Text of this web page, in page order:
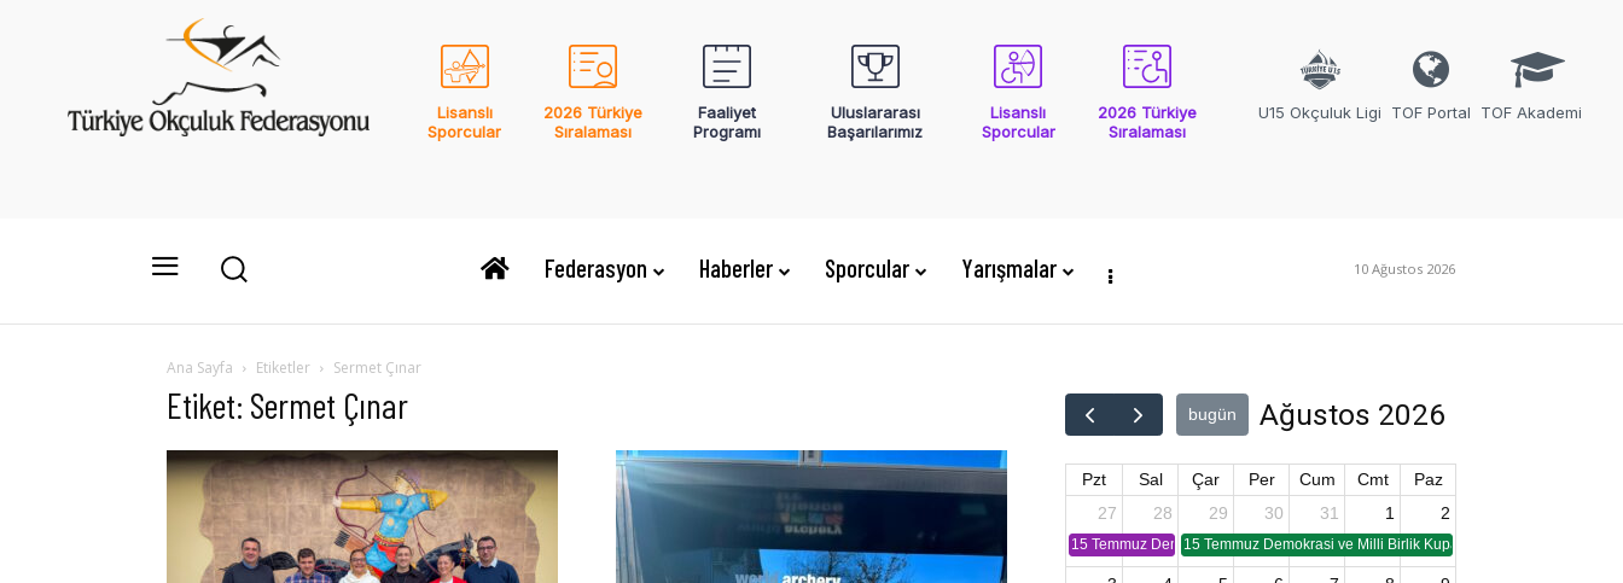
Lisanslı
Sporcular
2026 Türkiye
Sıralaması
Faaliyet
Programı
Uluslararası
Başarılarımız
Lisanslı
Sporcular
2026 Türkiye
Sıralaması
U15 Okçuluk Ligi TOF Portal TOF Akademi
Federasyon Haberler Sporcular Yarışmalar 10 Ağustos 2026
Ana Sayfa Etiketler Sermet Çınar
Etiket: Sermet Çınar bugün Ağustos 2026
Pzt Sal Çar Per Cum Cmt
Paz
27
15 Temmuz Demokrasi ve Birlik Kupası (TSP -2)
28 29
15 Temmuz Demokrasi ve Milli Birlik Kupası 2. Ayak (TSP 2)
30 31 1 2